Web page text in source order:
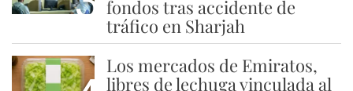
fondos tras accidente de
tráfico en Sharjah
Los mercados de Emiratos,
libres de lechuga vinculada al